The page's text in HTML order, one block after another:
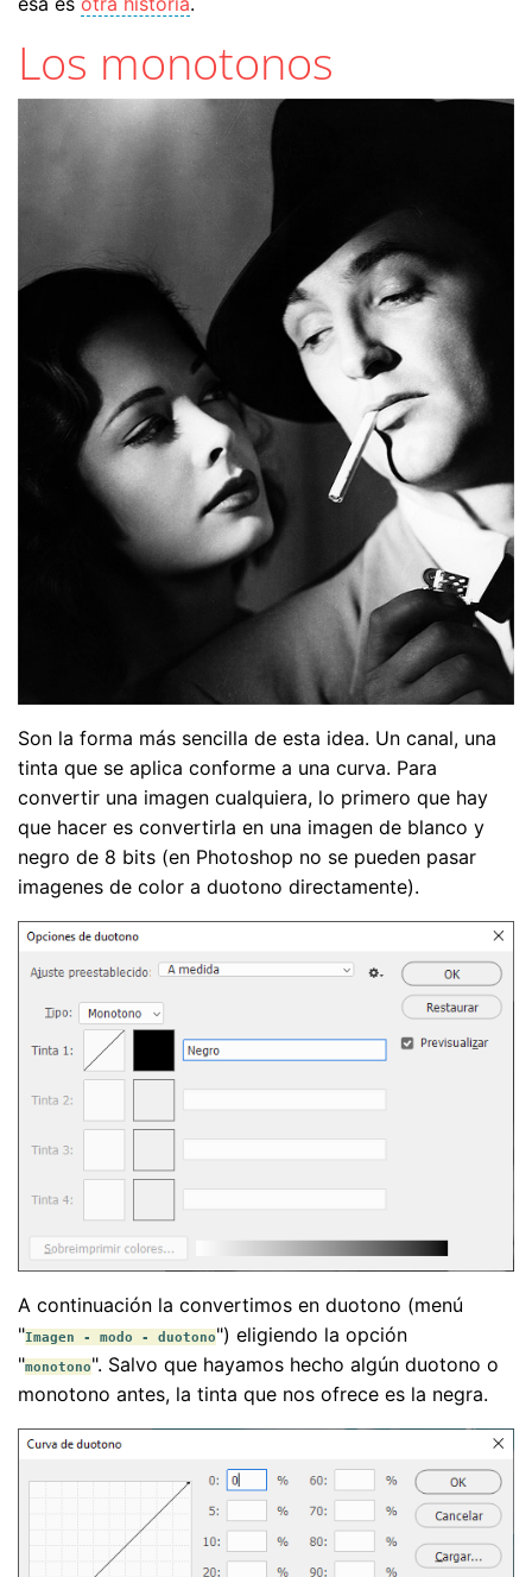
Los monotonos
Son la forma más sencilla de esta idea. Un canal, una
tinta que se aplica conforme a una curva. Para
convertir una imagen cualquiera, lo primero que hay
que hacer es convertirla en una imagen de blanco y
negro de 8 bits (en Photoshop no se pueden pasar
imagenes de color a duotono directamente).
A continuación la convertimos en duotono (menú
"Imagen - modo - duotono") eligiendo la opción
"monotono". Salvo que hayamos hecho algún duotono o
monotono antes, la tinta que nos ofrece es la negra.